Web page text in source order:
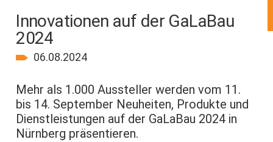
Innovationen auf der GaLaBau
2024
06.08.2024
Mehr als 1.000 Aussteller werden vom 11.
bis 14. September Neuheiten, Produkte und
Dienstleistungen auf der GaLaBau 2024 in
Nürnberg präsentieren.